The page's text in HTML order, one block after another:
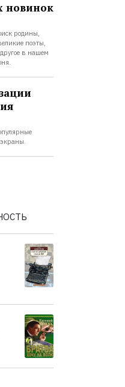
новинок
родины,
поэты,
в нашем